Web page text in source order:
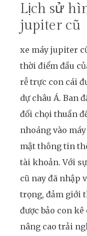
Lịch sử
jupiter cũ
xe máy jupiter
thời điểm đầu
rễ trực con cái
dự châu Á. Ban
đối chọi thuần
nhoáng vào
mật thông tin
tài khoản. Với
cũ nay đã nhập
trọng, đảm giới
được bảo con
nâng cao trải